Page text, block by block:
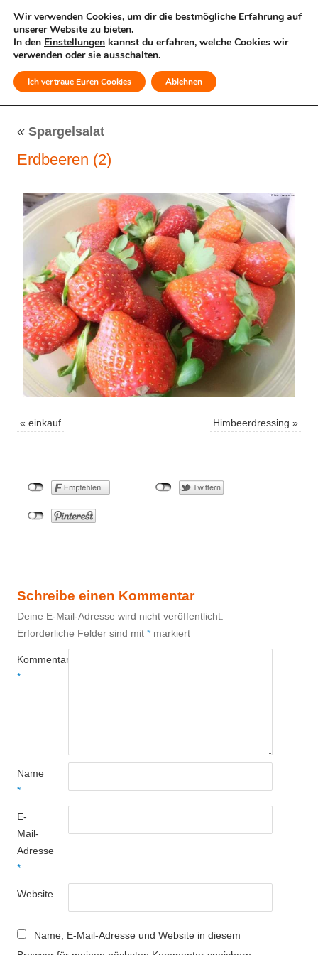
MENÜ
« Spargelsalat
Erdbeeren (2)
« einkauf Himbeerdressing »
Schreibe einen Kommentar
Deine E-Mail-Adresse wird nicht veröffentlicht.
Erforderliche Felder sind mit * markiert
Kommentar
*
Name
*
E-
Mail-
Adresse
*
Website
Name, E-Mail-Adresse und Website in diesem
Wir verwenden Cookies, um dir die bestmögliche Erfahrung auf
unserer Website zu bieten.
In den Einstellungen kannst du erfahren, welche Cookies wir
verwenden oder sie ausschalten.
Ich vertraue Euren Cookies Ablehnen